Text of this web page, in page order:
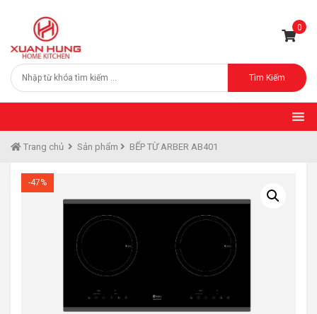
0
Tìm Kiếm
Trang chủ Sản phẩm BẾP TỪ ARBER AB401
-47%